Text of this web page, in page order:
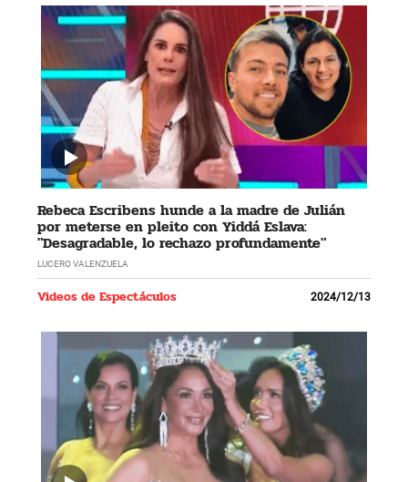
Rebeca Escribens hunde a la madre de Julián
por meterse en pleito con Yiddá Eslava:
"Desagradable, lo rechazo profundamente"
LUCERO VALENZUELA
Videos de Espectáculos 2024/12/13